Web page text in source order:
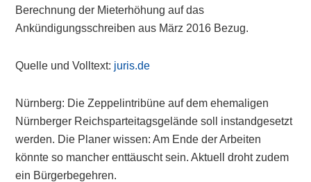
Berechnung der Mieterhöhung auf das
Ankündigungsschreiben aus März 2016 Bezug.
Quelle und Volltext: juris.de
Nürnberg: Die Zeppelintribüne auf dem ehemaligen
Nürnberger Reichsparteitagsgelände soll instandgesetzt
werden. Die Planer wissen: Am Ende der Arbeiten
könnte so mancher enttäuscht sein. Aktuell droht zudem
ein Bürgerbegehren.